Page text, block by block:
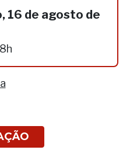
16 de agosto de